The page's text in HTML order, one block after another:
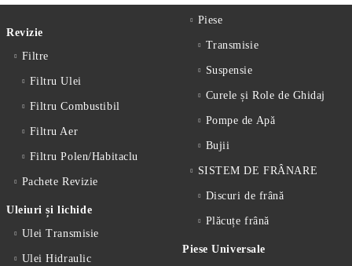
Revizie
Filtre
Filtru Ulei
Filtru Combustibil
Filtru Aer
Filtru Polen/Habitaclu
Pachete Revizie
Uleiuri și lichide
Ulei Transmisie
Ulei Hidraulic
Piese
Transmisie
Suspensie
Curele și Role de Ghidaj
Pompe de Apă
Bujii
SISTEM DE FRÂNARE
Discuri de frână
Plăcuțe frână
Piese Universale